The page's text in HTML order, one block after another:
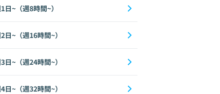
日~（週8時間~）
日~（週16時間~）
日~（週24時間~）
日~（週32時間~）